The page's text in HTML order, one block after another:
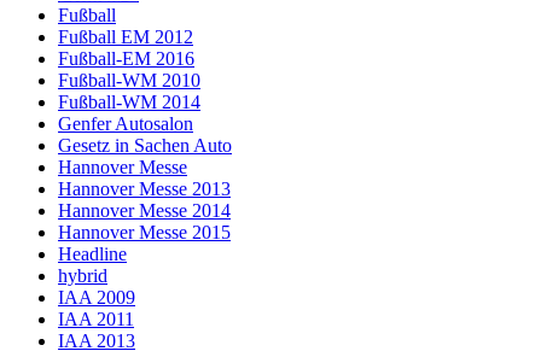
Fußball
Fußball EM 2012
Fußball-EM 2016
Fußball-WM 2010
Fußball-WM 2014
Genfer Autosalon
Gesetz in Sachen Auto
Hannover Messe
Hannover Messe 2013
Hannover Messe 2014
Hannover Messe 2015
Headline
hybrid
IAA 2009
IAA 2011
IAA 2013